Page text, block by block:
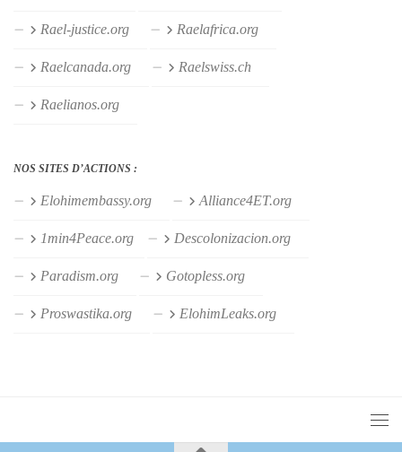
Rael-justice.org Raelafrica.org
Raelcanada.org Raelswiss.ch
Raelianos.org
NOS SITES D’ACTIONS :
Elohimembassy.org Alliance4ET.org
1min4Peace.org Descolonizacion.org
Paradism.org Gotopless.org
Proswastika.org ElohimLeaks.org